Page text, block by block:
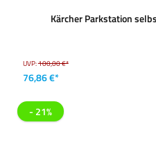
Kärcher Parkstation
UVP:100,00 €*
76,86 €*
- 21%